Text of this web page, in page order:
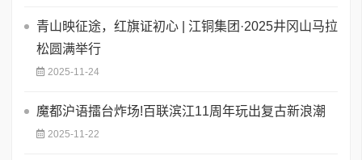
青山映征途，红旗证初心 | 江铜集团·2025井冈山马拉
松圆满举行
2025-11-24
魔都沪语擂台炸场!百联滨江11周年玩出复古新浪潮
2025-11-22